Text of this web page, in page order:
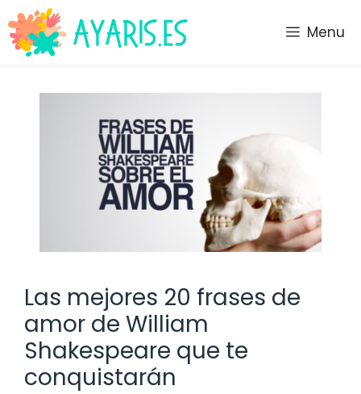
Saltar
al
contenido
Menu
Las mejores 20 frases de
amor de William
Shakespeare que te
conquistarán